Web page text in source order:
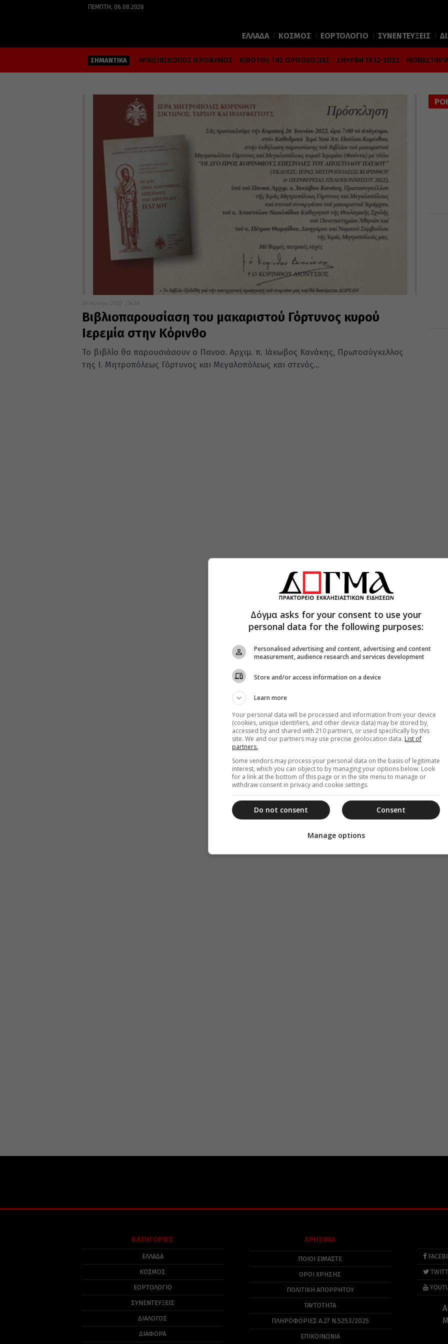
ΠΈΜΠΤΗ, 06.08.2026
ΕΛΛΑΔΑ ΚΟΣΜΟΣ ΕΟΡΤΟΛΟΓΙΟ ΣΥΝΕΝΤΕΥΞΕΙΣ
ΣΗΜΑΝΤΙΚΑ ΑΡΧΙΕΠΙΣΚΟΠΟΣ ΙΕΡΩΝΥΜΟΣ ΚΙΒΩΤΟΣ ΤΗΣ ΟΡΘΟΔΟΞΙΑΣ ΣΜΥΡΝΗ 1922-2022
24 Ιουνίου 2022 14:30
Βιβλιοπαρουσίαση του μακαριστού Γόρτυνος κυρού
Ιερεμία στην Κόρινθο
Το βιβλίο θα παρουσιάσουν ο Πανοσ. Αρχιμ. π. Ιάκωβος Κανάκης, Πρωτοσύγκελλος
της Ι. Μητροπόλεως Γόρτυνος και Μεγαλοπόλεως και στενός...
ΚΑΤΗΓΟΡΙΕΣ
ΕΛΛΑΔΑ
ΚΟΣΜΟΣ
ΕΟΡΤΟΛΟΓΙΟ
ΣΥΝΕΝΤΕΥΞΕΙΣ
ΔΙΑΛΟΓΟΣ
ΔΙΑΦΟΡΑ
ΧΡΗΣΙΜΑ
ΠΟΙΟΙ ΕΙΜΑΣΤΕ
ΟΡΟΙ ΧΡΗΣΗΣ
ΠΟΛΙΤΙΚΉ ΑΠΟΡΡΉΤΟΥ
ΤΑΥΤΟΤΗΤΑ
ΠΛΗΡΟΦΟΡΊΕΣ Α.27 Ν.5253/2025
ΕΠΙΚΟΙΝΩΝΙΑ
Δόγμα asks for your consent to use your
personal data for the following purposes:
Personalised advertising and content, advertising and content
measurement, audience research and services development
Store and/or access information on a device
Learn more
Your personal data will be processed and information from your device
(cookies, unique identifiers, and other device data) may be stored by,
accessed by and shared with 210 partners, or used specifically by this
site. We and our partners may use precise geolocation data. List of
partners.
Some vendors may process your personal data on the basis of legitimate
interest, which you can object to by managing your options below. Look
for a link at the bottom of this page or in the site menu to manage or
withdraw consent in privacy and cookie settings.
Consent
Do not consent
Manage options